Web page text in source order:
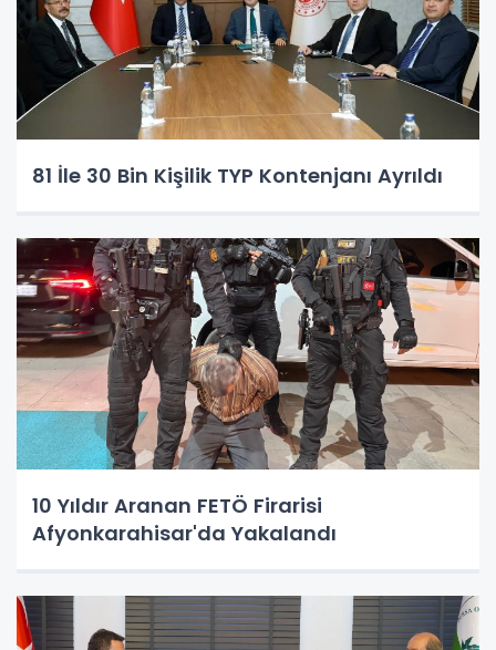
81 İle 30 Bin Kişilik TYP Kontenjanı Ayrıldı
10 Yıldır Aranan FETÖ Firarisi
Afyonkarahisar'da Yakalandı